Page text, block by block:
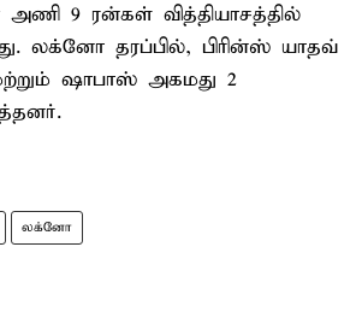
9 ரன்கள் வித்தியாசத்தில்
லக்னோ தரப்பில், பிரின்ஸ் யாதவ்
ஷாபாஸ் அகமது 2
லக்னோ